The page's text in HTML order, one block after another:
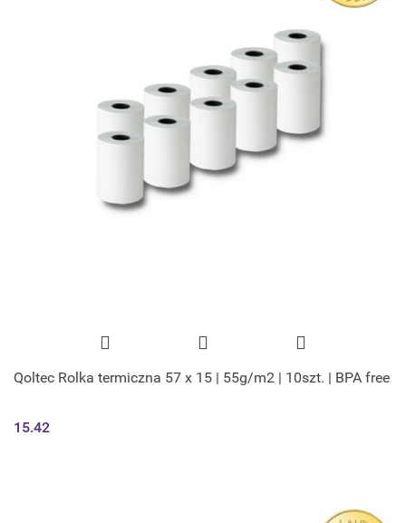
Qoltec Rolka termiczna 57 x 15 | 55g/m2 | 10szt. | BPA free
15.42